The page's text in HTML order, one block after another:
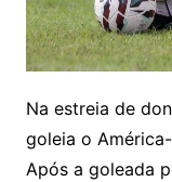
Na estreia de
goleia o
Após a goleada